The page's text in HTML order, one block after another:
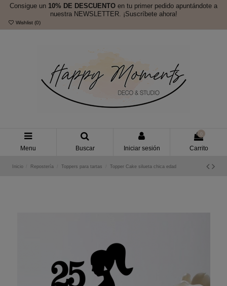
Consigue un 10% DE DESCUENTO en tu primer pedido apuntándote a
nuestra NEWSLETTER. ¡Suscríbete ahora!
Wishlist (0)
Menu Buscar Iniciar sesión Carrito
Inicio Repostería Toppers para tartas Topper Cake silueta chica edad